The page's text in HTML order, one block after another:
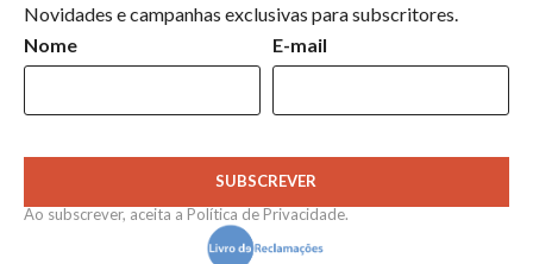
Novidades e campanhas exclusivas para subscritores.
Nome
E-mail
SUBSCREVER
Ao subscrever, aceita a Política de Privacidade.